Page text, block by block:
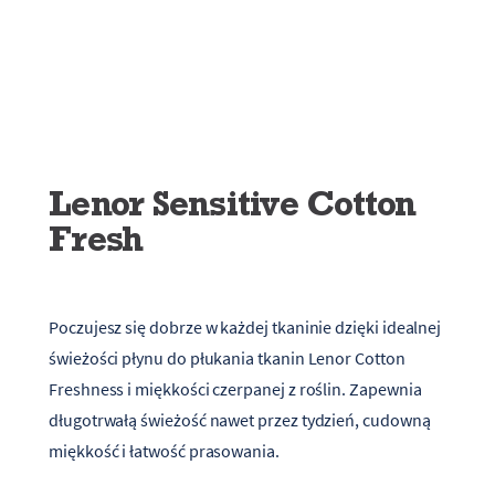
Lenor Sensitive Cotton
Fresh
Poczujesz się dobrze w każdej tkaninie dzięki idealnej
świeżości płynu do płukania tkanin Lenor Cotton
Freshness i miękkości czerpanej z roślin. Zapewnia
długotrwałą świeżość nawet przez tydzień, cudowną
miękkość i łatwość prasowania.